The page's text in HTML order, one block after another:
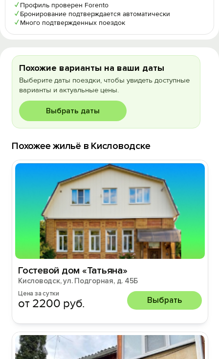
✓ Профиль проверен Forento
✓ Бронирование подтверждается автоматически
✓ Много подтвержденных поездок
Похожие варианты на ваши даты
Выберите даты поездки, чтобы увидеть доступные
варианты и актуальные цены.
Выбрать даты
Похожее жильё в Кисловодске
Гостевой дом «Татьяна»
Кисловодск, ул. Подгорная, д. 45Б
Цена за сутки
от 2200 руб. Выбрать